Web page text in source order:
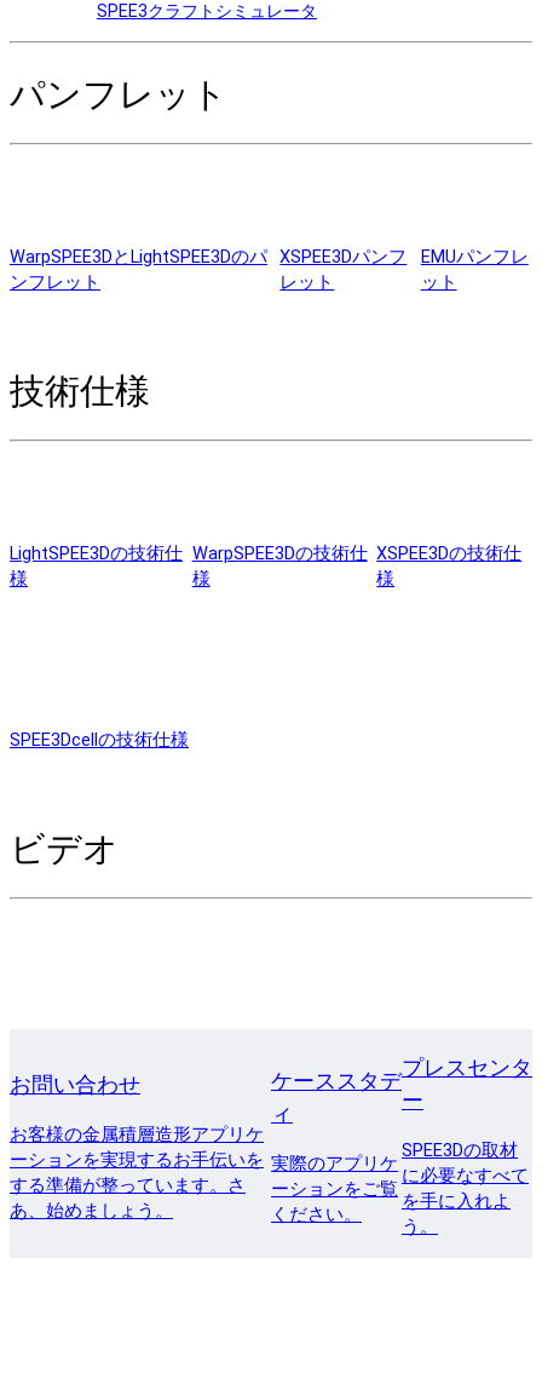
SPEE3クラフトシミュレータ
パンフレット
WarpSPEE3DとLightSPEE3Dのパ
ンフレット
XSPEE3Dパンフ
レット
EMUパンフレ
ット
技術仕様
LightSPEE3Dの技術仕
様
WarpSPEE3Dの技術仕
様
XSPEE3Dの技術仕
様
SPEE3Dcellの技術仕様
ビデオ
お問い合わせ
お客様の金属積層造形アプリケ
ーションを実現するお手伝いを
する準備が整っています。さ
あ、始めましょう。
ケーススタデ
ィ
実際のアプリケ
ーションをご覧
ください。
プレスセンタ
ー
SPEE3Dの取材
に必要なすべて
を手に入れよ
う。